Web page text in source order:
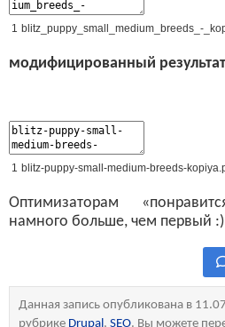
1 blitz_puppy_small_medium_breeds_ -
модифицированный
1 blitz-puppy-small -medium-breeds-kopiya.
Оптимизаторам
намного больше, чем первый
Данная запись опубликована в
рубрике Drupal, SEO. Вы можете